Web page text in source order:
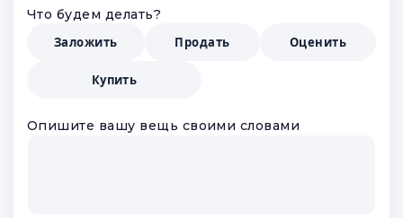
Что будем делать?
Заложить
Продать Оценить
Купить
Опишите вашу вещь своими словами